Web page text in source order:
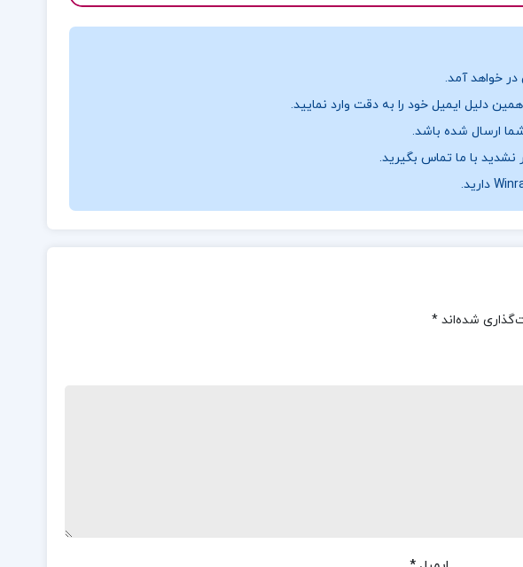
در خواهد آمد.
دلیل ایمیل خود را به دقت وارد نمایید.
نشدید با ما تماس بگیرید.
شده‌اند *